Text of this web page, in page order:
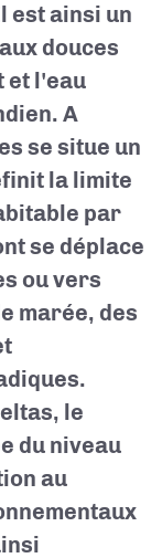
est ainsi un
douces
et l'eau
A
se situe un
la limite
par
se déplace
ou vers
marée, des
le
du niveau
au